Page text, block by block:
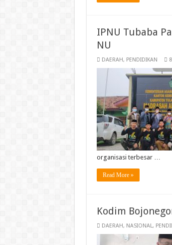
IPNU Tubaba
NU
DAERAH, PENDIDIKAN
organisasi terbesar …
Read More »
Kodim
DAERAH, NASIONAL,